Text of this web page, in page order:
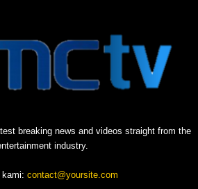
breaking news and videos straight from the
industry.
kami: contact@yoursite.com